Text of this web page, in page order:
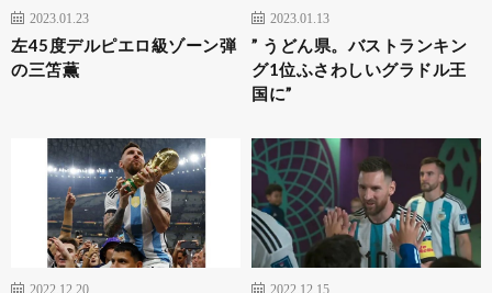
2023.01.23
左45度デルピエロ級ゾーン弾
の三笘薫
2023.01.13
” うどん県。バストランキン
グ1位ふさわしいグラドル王
国に”
2022.12.20 2022.12.15